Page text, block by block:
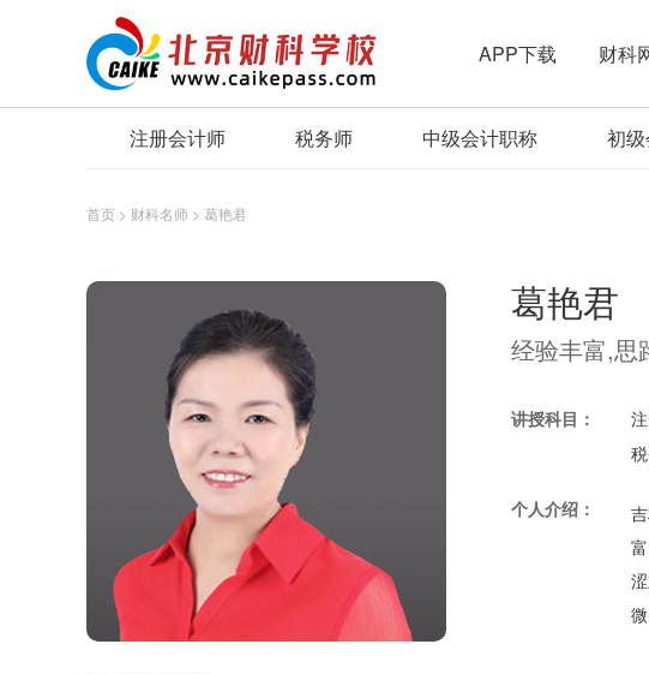
APP下载 财科
注册会计师 税务师 中级会计职称 初
首页 > 财科名师 > 葛艳君
葛艳君
经验丰富,思
讲授科目：
个人介绍：